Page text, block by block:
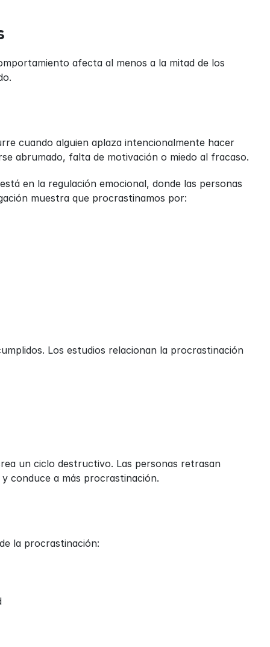
afecta al menos a la mitad de los
cuando alguien aplaza intencionalmente hacer
abrumado, falta de motivación o miedo al fracaso.
en la regulación emocional, donde las personas
muestra que procrastinamos por:
Los estudios relacionan la procrastinación
un ciclo destructivo. Las personas retrasan
conduce a más procrastinación.
la procrastinación: